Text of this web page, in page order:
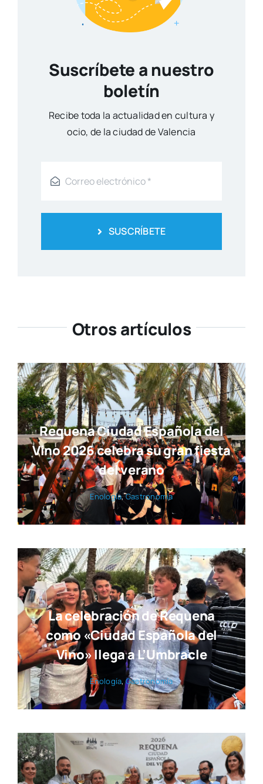
Suscríbete a nuestro
boletín
Reci­be toda la actua­li­dad en cul­tu­ra y
ocio, de la ciu­dad de Valen­cia
SUSCRÍBETE
Otros artículos
Requena Ciudad Española del
Vino 2026 celebra su gran fiesta
del verano
Eno­lo­gía,Gas­tro­no­mía
La celebración de Requena
como «Ciudad Española del
Vino» llega a L’Umbracle
Eno­lo­gía,Gas­tro­no­mía